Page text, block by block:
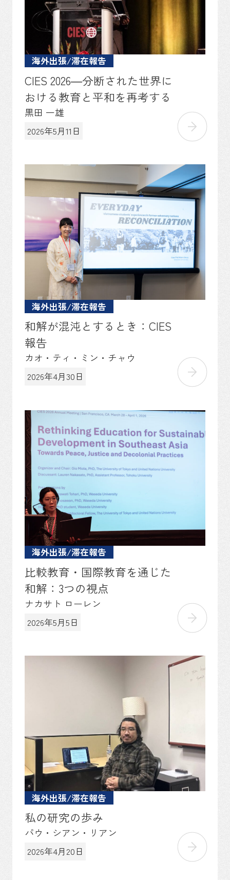
海外出張/滞在報告
CIES 2026―分断された世界に
おける教育と平和を再考する
黒田 一雄
2026年5月11日
海外出張/滞在報告
和解が混沌とするとき：CIES
報告
カオ・ティ・ミン・チャウ
2026年4月30日
海外出張/滞在報告
比較教育・国際教育を通じた
和解：3つの視点
ナカサト ローレン
2026年5月5日
海外出張/滞在報告
私の研究の歩み
パウ・シアン・リアン
2026年4月20日